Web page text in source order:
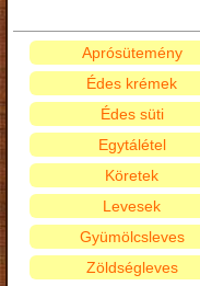
Aprósütemény
Édes krémek
Édes süti
Egytálétel
Köretek
Levesek
Gyümölcsleves
Zöldségleves